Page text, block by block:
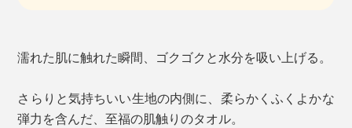
濡れた肌に触れた瞬間、ゴクゴクと水分を吸い上げる。
さらりと気持ちいい生地の内側に、柔らかくふくよかな
弾力を含んだ、至福の肌触りのタオル。